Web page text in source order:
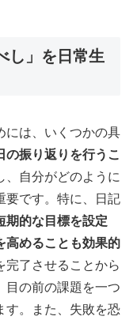
し」を日常生
には、いくつかの具
の振り返りを行うこ
、自分がどのように
要です。特に、日記
期的な目標を設定
高めることも効果的
完了させることから
目の前の課題を一つ
す。また、失敗を恐